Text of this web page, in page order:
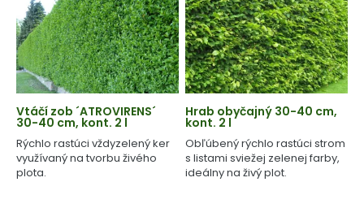
Vtáčí zob ´ATROVIRENS´
30-40 cm, kont. 2 l
Rýchlo rastúci vždyzelený ker
využívaný na tvorbu živého
plota.
Hrab obyčajný 30-40 cm,
kont. 2 l
Obľúbený rýchlo rastúci strom
s listami sviežej zelenej farby,
ideálny na živý plot.